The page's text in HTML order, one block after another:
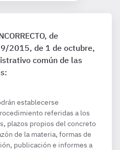
de
2015, de 1 de octubre,
común de las
establecerse
referidas a los
plazos propios del concreto
de la materia, formas de
publicación e informes a